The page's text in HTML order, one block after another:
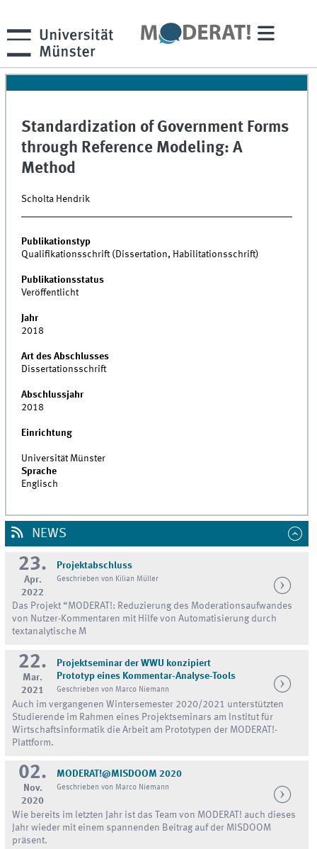
Standardization of Government Forms
through Reference Modeling: A
Method
Scholta Hendrik
Publikationstyp
Qualifikationsschrift (Dissertation, Habilitationsschrift)
Publikationsstatus
Veröffentlicht
Jahr
2018
Art des Abschlusses
Dissertationsschrift
Abschlussjahr
2018
Einrichtung
Universität Münster
Sprache
Englisch
NEWS
23.
Apr.
2022
Projektabschluss
Geschrieben von Kilian Müller
Das Projekt “MODERAT!: Reduzierung des Moderationsaufwandes
von Nutzer-Kommentaren mit Hilfe von Automatisierung durch
textanalytische M
22.
Mar.
2021
Projektseminar der WWU konzipiert
Prototyp eines Kommentar-Analyse-Tools
Geschrieben von Marco Niemann
Auch im vergangenen Wintersemester 2020/2021 unterstützten
Studierende im Rahmen eines Projektseminars am Institut für
Wirtschaftsinformatik die Arbeit am Prototypen der MODERAT!-
Plattform.
02.
Nov.
2020
MODERAT!@MISDOOM 2020
Geschrieben von Marco Niemann
Wie bereits im letzten Jahr ist das Team von MODERAT! auch dieses
Jahr wieder mit einem spannenden Beitrag auf der MISDOOM
präsent.